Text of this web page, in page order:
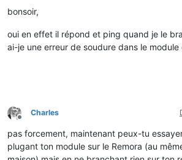
bonsoir,
oui en effet il répond et ping quand je le
ai-je une erreur de soudure dans le module
Offline
Charles
pas forcement, maintenant peux-tu
plugant ton module sur le Remora (au